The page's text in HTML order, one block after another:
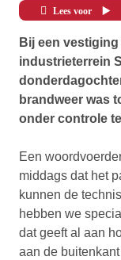
Lees voor
Bij een
industrieterrein
brandweer was
onder controle
Een
middags dat het
kunnen de
hebben we
dat geeft al aan
aan de